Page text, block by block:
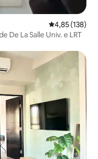
4,85 de uma
4,85 (138)
De La Salle Univ. e LRT
hóspedes